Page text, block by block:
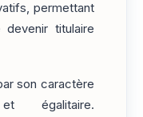
permettant
titulaire
son caractère
égalitaire.